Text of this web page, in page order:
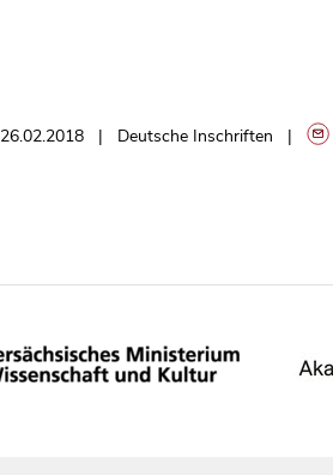
26.02.2018 Deutsche Inschriften